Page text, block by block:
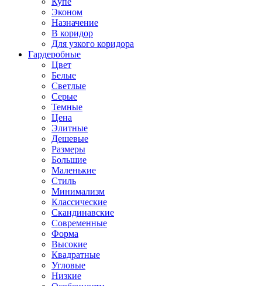
Эконом
Назначение
В коридор
Для узкого коридора
Гардеробные
Цвет
Белые
Светлые
Серые
Темные
Цена
Элитные
Дешевые
Размеры
Большие
Маленькие
Стиль
Минимализм
Классические
Скандинавские
Современные
Форма
Высокие
Квадратные
Угловые
Низкие